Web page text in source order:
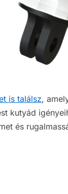
is találsz,
kutyád
és